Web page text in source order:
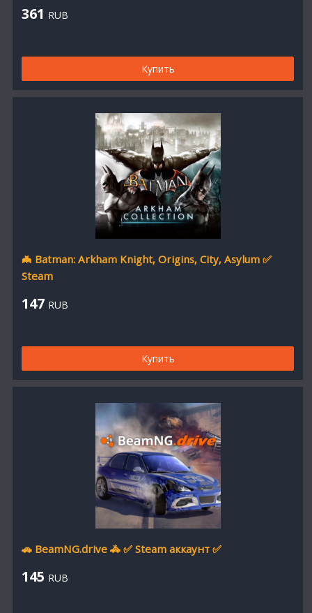
361 RUB
Купить
🦇 Batman: Arkham Knight, Origins, City, Asylum ✅
Steam
147 RUB
Купить
🚗 BeamNG.drive 🚓 ✅ Steam аккаунт ✅
145 RUB